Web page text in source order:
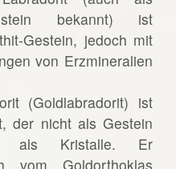
bekannt) ist
Gestein, jedoch mit
von Erzmineralien
(Goldlabradorit) ist
der nicht als Gestein
als Kristalle. Er
vom Goldorthoklas